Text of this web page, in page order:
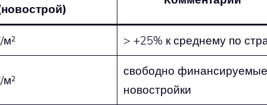
м² > +25% к среднему по
м²
свободно финансируемые
новостройки